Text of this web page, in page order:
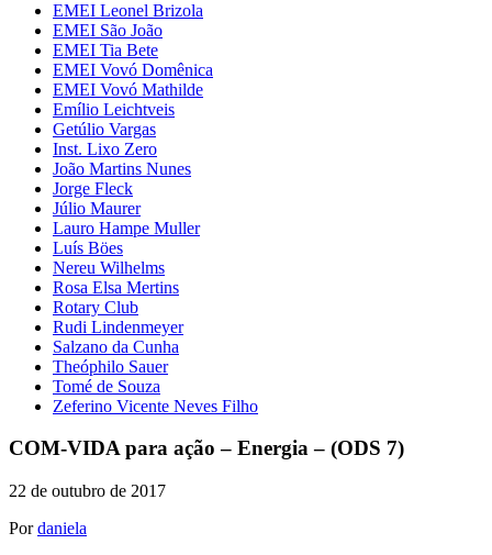
EMEI Leonel Brizola
EMEI São João
EMEI Tia Bete
EMEI Vovó Domênica
EMEI Vovó Mathilde
Emílio Leichtveis
Getúlio Vargas
Inst. Lixo Zero
João Martins Nunes
Jorge Fleck
Júlio Maurer
Lauro Hampe Muller
Luís Böes
Nereu Wilhelms
Rosa Elsa Mertins
Rotary Club
Rudi Lindenmeyer
Salzano da Cunha
Theóphilo Sauer
Tomé de Souza
Zeferino Vicente Neves Filho
COM-VIDA para ação – Energia – (ODS 7)
22 de outubro de 2017
Pordaniela